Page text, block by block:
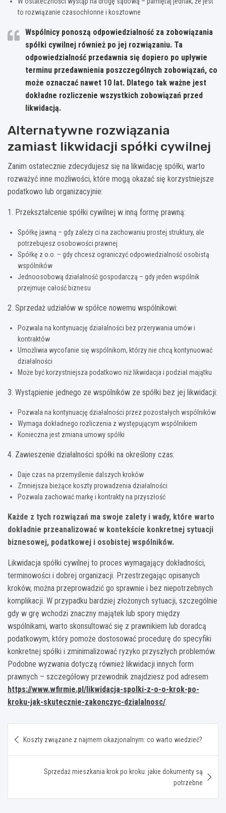
to rozwiązanie czasochłonne i kosztowne
Wspólnicy ponoszą odpowiedzialność za zobowiązania
spółki cywilnej również po jej rozwiązaniu. Ta
odpowiedzialność przedawnia się dopiero po upływie
terminu przedawnienia poszczególnych zobowiązań, co
może oznaczać nawet 10 lat. Dlatego tak ważne jest
dokładne rozliczenie wszystkich zobowiązań przed
likwidacją.
Alternatywne rozwiązania
zamiast likwidacji spółki cywilnej
Zanim ostatecznie zdecydujesz się na likwidację spółki, warto
rozważyć inne możliwości, które mogą okazać się korzystniejsze
podatkowo lub organizacyjnie:
1. Przekształcenie spółki cywilnej w inną formę prawną:
Spółkę jawną – gdy zależy ci na zachowaniu prostej struktury, ale
potrzebujesz osobowości prawnej
Spółkę z o.o. – gdy chcesz ograniczyć odpowiedzialność osobistą
wspólników
Jednoosobową działalność gospodarczą – gdy jeden wspólnik
przejmuje całość biznesu
2. Sprzedaż udziałów w spółce nowemu wspólnikowi:
Pozwala na kontynuację działalności bez przerywania umów i
kontraktów
Umożliwia wycofanie się wspólnikom, którzy nie chcą kontynuować
działalności
Może być korzystniejsza podatkowo niż likwidacja i podział majątku
3. Wystąpienie jednego ze wspólników ze spółki bez jej likwidacji:
Pozwala na kontynuację działalności przez pozostałych wspólników
Wymaga dokładnego rozliczenia z występującym wspólnikiem
Konieczna jest zmiana umowy spółki
4. Zawieszenie działalności spółki na określony czas:
Daje czas na przemyślenie dalszych kroków
Zmniejsza bieżące koszty prowadzenia działalności
Pozwala zachować markę i kontrakty na przyszłość
Każde z tych rozwiązań ma swoje zalety i wady, które warto
dokładnie przeanalizować w kontekście konkretnej sytuacji
biznesowej, podatkowej i osobistej wspólników.
Likwidacja spółki cywilnej to proces wymagający dokładności,
terminowości i dobrej organizacji. Przestrzegając opisanych
kroków, można przeprowadzić go sprawnie i bez niepotrzebnych
komplikacji. W przypadku bardziej złożonych sytuacji, szczególnie
gdy w grę wchodzi znaczny majątek lub spory między
wspólnikami, warto skonsultować się z prawnikiem lub doradcą
podatkowym, który pomoże dostosować procedurę do specyfiki
konkretnej spółki i zminimalizować ryzyko przyszłych problemów.
Podobne wyzwania dotyczą również likwidacji innych form
prawnych – szczegółowy przewodnik znajdziesz pod adresem
https://www.wfirmie.pl/likwidacja-spolki-z-o-o-krok-po-
kroku-jak-skutecznie-zakonczyc-dzialalnosc/.
wpisu
Koszty związane z najmem okazjonalnym: co warto wiedzieć?
Sprzedaż mieszkania krok po kroku: jakie dokumenty są
potrzebne